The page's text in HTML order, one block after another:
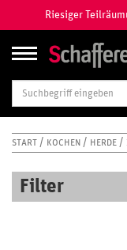
Riesiger
START KOCHEN HERDE
Filter